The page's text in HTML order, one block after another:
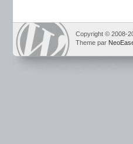
Copyright © 2008-
Theme par